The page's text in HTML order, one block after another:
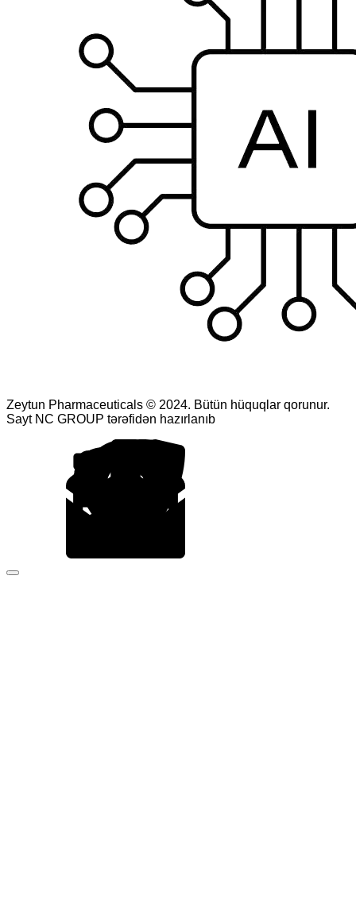
Zeytun Pharmaceuticals © 2024. Bütün hüquqlar qorunur.
Sayt NC GROUP tərəfidən hazırlanıb